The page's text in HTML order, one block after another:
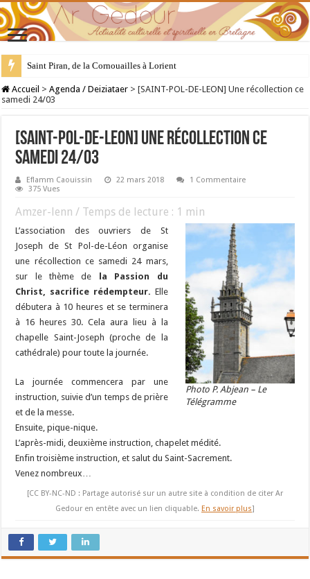
Saint Piran, de la Cornouailles à Lorient
28 juillet : Saint Samson de Dol, père de la Bretagne chrétienne
Accueil > Agenda / Deiziataer > [SAINT-POL-DE-LEON] Une récollection ce
samedi 24/03
[SAINT-POL-DE-LEON] Une récollection ce
samedi 24/03
Eflamm Caouissin 22 mars 2018
1 Commentaire
375 Vues
Amzer-lenn / Temps de lecture : 1 min
Photo P. Abjean – Le
Télégramme
L’association des ouvriers de St
Joseph de St Pol-de-Léon organise
une récollection ce samedi 24 mars,
sur le thème de la Passion du
Christ, sacrifice rédempteur. Elle
débutera à 10 heures et se terminera
à 16 heures 30. Cela aura lieu à la
chapelle Saint-Joseph (proche de la
cathédrale) pour toute la journée.
La journée commencera par une
instruction, suivie d’un temps de prière
et de la messe.
Ensuite, pique-nique.
L’après-midi, deuxième instruction, chapelet médité.
Enfin troisième instruction, et salut du Saint-Sacrement.
Venez nombreux…
[CC BY-NC-ND : Partage autorisé sur un autre site à condition de citer Ar
Gedour en entête avec un lien cliquable. En savoir plus]